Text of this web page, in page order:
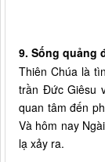
9. Sống quảng
Thiên Chúa là
trần Đức Giêsu
quan tâm đến
Và hôm nay
lạ xảy ra.